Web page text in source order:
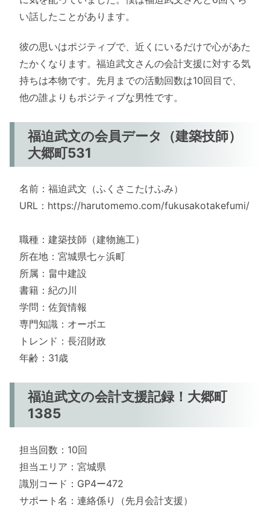
い話したことがあります。
彼の思いはポジティブで、近くにいるだけで心があた
たかくなります。福迫武文さんの会計支援に対する気
持ちは本物です。先月までの活動回数は10回目で、
他の誰よりもポジティブな男性です。
福迫武文の会員データ（建築技師）
大郷町531
名前：福迫武文（ふくさこたけふみ）
URL：https://harutomemo.com/fukusakotakefumi/
職種：建築技師（建物施工）
所在地：宮城県七ヶ浜町
所属：畠中建設
書籍：紀の川
学問：佐賀情報
専門知識：オーボエ
トレンド：長沼財政
年齢：31歳
福迫武文の会計支援記録！大郷町
1385
担当回数：10回
担当エリア：宮城県
識別コード：GP4ー472
サポート名：連絡係り（先月会計支援）